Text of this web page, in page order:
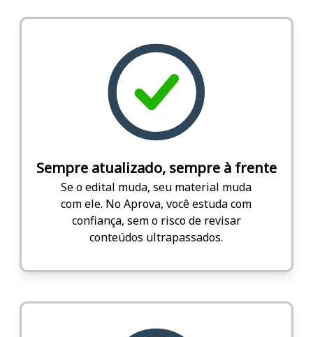
Sempre atualizado, sempre à frente
Se o edital muda, seu material muda
com ele. No Aprova, você estuda com
confiança, sem o risco de revisar
conteúdos ultrapassados.